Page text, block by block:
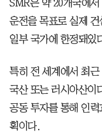
SMR은 약 20개국에
운전을 목표로 실제
일부 국가에 한정돼있
특히 전 세계에서 최
국산 또는 러시아산이
공동 투자를 통해 인
획이다.